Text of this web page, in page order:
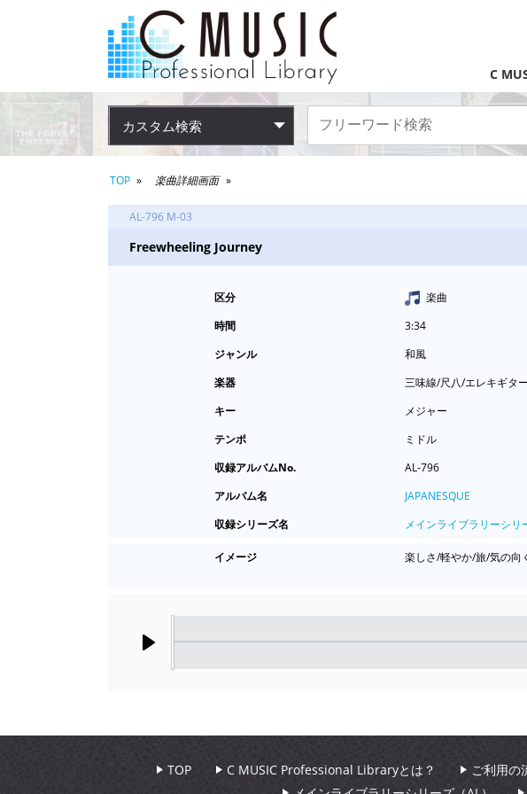
C
カスタム検索
TOP 楽曲詳細画面
AL-796 M-03
Freewheeling Journey
区分
楽曲
時間
3:34
ジャンル
和風
楽器
三味線/尺八/エレキギタ
キー
メジャー
テンポ
ミドル
収録アルバムNo.
AL-796
アルバム名
JAPANESQUE
収録シリーズ名
メインライブラリーシリ
イメージ 楽しさ/軽やか/旅/気の向
TOP C MUSIC Professional Libraryとは？ ご利用の